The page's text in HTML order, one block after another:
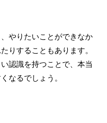
やりたいことができなか
りすることもあります。
認識を持つことで、本当
なるでしょう。